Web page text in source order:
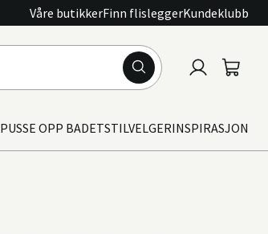
Våre butikkerFinn flisleggerKundeklubb
PUSSE OPP BADETSTILVELGERINSPIRASJON